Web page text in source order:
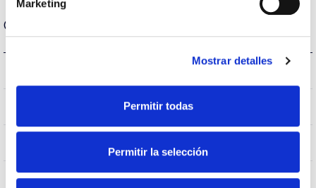
Marketing
Mostrar detalles
Permitir todas
Permitir la selección
Carcaça e Acabamento